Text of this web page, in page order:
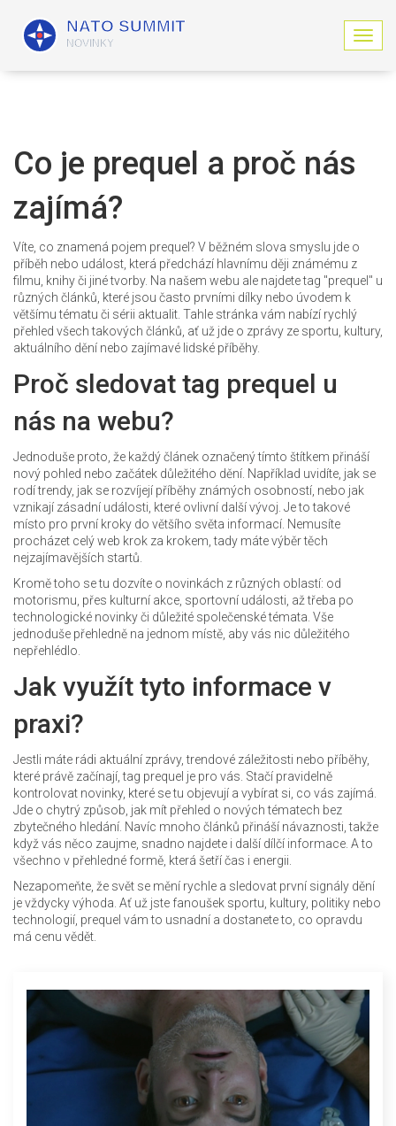
Z
o
c
Co je prequel a proč nás
zajímá?
Víte, co znamená pojem prequel? V běžném slova smyslu jde o
příběh nebo událost, která předchází hlavnímu ději známému z
filmu, knihy či jiné tvorby. Na našem webu ale najdete tag "prequel" u
různých článků, které jsou často prvními dílky nebo úvodem k
většímu tématu či sérii aktualit. Tahle stránka vám nabízí rychlý
přehled všech takových článků, ať už jde o zprávy ze sportu, kultury,
aktuálního dění nebo zajímavé lidské příběhy.
Proč sledovat tag prequel u
nás na webu?
Jednoduše proto, že každý článek označený tímto štítkem přináší
nový pohled nebo začátek důležitého dění. Například uvidíte, jak se
rodí trendy, jak se rozvíjejí příběhy známých osobností, nebo jak
vznikají zásadní události, které ovlivní další vývoj. Je to takové
místo pro první kroky do většího světa informací. Nemusíte
procházet celý web krok za krokem, tady máte výběr těch
nejzajímavějších startů.
Kromě toho se tu dozvíte o novinkách z různých oblastí: od
motorismu, přes kulturní akce, sportovní události, až třeba po
technologické novinky či důležité společenské témata. Vše
jednoduše přehledně na jednom místě, aby vás nic důležitého
nepřehlédlo.
Jak využít tyto informace v
praxi?
Jestli máte rádi aktuální zprávy, trendové záležitosti nebo příběhy,
které právě začínají, tag prequel je pro vás. Stačí pravidelně
kontrolovat novinky, které se tu objevují a vybírat si, co vás zajímá.
Jde o chytrý způsob, jak mít přehled o nových tématech bez
zbytečného hledání. Navíc mnoho článků přináší návaznosti, takže
když vás něco zaujme, snadno najdete i další dílčí informace. A to
všechno v přehledné formě, která šetří čas i energii.
Nezapomeňte, že svět se mění rychle a sledovat první signály dění
je vždycky výhoda. Ať už jste fanoušek sportu, kultury, politiky nebo
technologií, prequel vám to usnadní a dostanete to, co opravdu
má cenu vědět.